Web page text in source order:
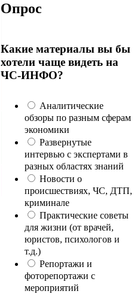
Опрос
Какие материалы вы бы
хотели чаще видеть на
ЧС-ИНФО?
Аналитические
обзоры по разным сферам
экономики
Развернутые
интервью с экспертами в
разных областях знаний
Новости о
происшествиях, ЧС, ДТП,
криминале
Практические советы
для жизни (от врачей,
юристов, психологов и
т.д.)
Репортажи и
фоторепортажи с
мероприятий